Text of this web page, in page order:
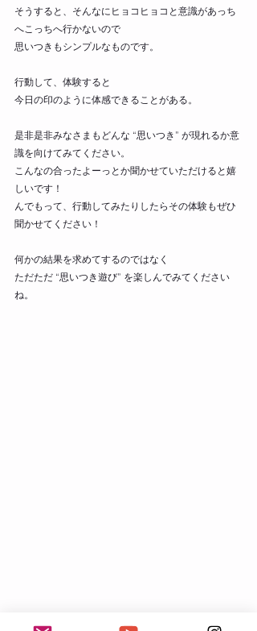
そうすると、そんなにヒョコヒョコと意識があっち
へこっちへ行かないので
思いつきもシンプルなものです。
行動して、体験すると
今日の印のように体感できることがある。
是非是非みなさまもどんな “思いつき” が現れるか意
識を向けてみてください。
こんなの合ったよーっとか聞かせていただけると嬉
しいです！
んでもって、行動してみたりしたらその体験もぜひ
聞かせてください！
何かの結果を求めてするのではなく
ただただ “思いつき遊び” を楽しんでみてください
ね。